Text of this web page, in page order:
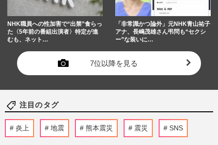
NHK職員への性加害で“出禁”食らっ
た〈5年前の番組出演者〉特定が進
むも、ネット…
「非常識かつ論外」元NHK青山祐子
アナ、長嶋茂雄さん弔問も“セクシ
ー”な装いに…
7位以降を見る
注目のタグ
炎上 地震 熊本震災 震災 SNS